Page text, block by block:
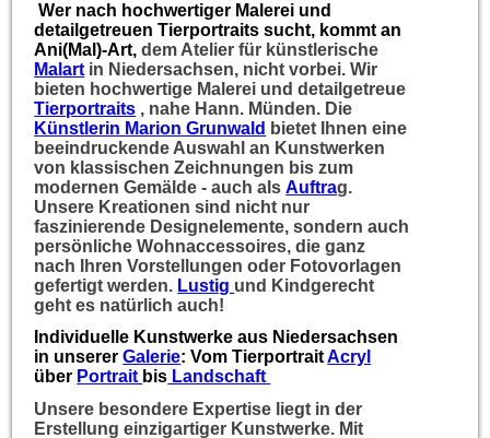
Wer nach hochwertiger Malerei und
detailgetreuen Tierportraits sucht, kommt an
Ani(Mal)-Art, dem Atelier für künstlerische
Malart in Niedersachsen, nicht vorbei.Wir
bieten hochwertige Malerei und detailgetreue
Tierportraits , nahe Hann. Münden. Die
Künstlerin Marion Grunwald bietet Ihnen eine
beeindruckende Auswahl an Kunstwerken
von klassischen Zeichnungen bis zum
modernen Gemälde - auch alsAuftrag.
Unsere Kreationen sind nicht nur
faszinierende Designelemente, sondern auch
persönliche Wohnaccessoires, die ganz
nach Ihren Vorstellungen oder Fotovorlagen
gefertigt werden. Lustig und Kindgerecht
geht es natürlich auch!
Individuelle Kunstwerke aus Niedersachsen
in unsererGalerie: Vom TierportraitAcryl
über Portrait bis Landschaft
Unsere besondere Expertise liegt in der
Erstellung einzigartiger Kunstwerke. Mit